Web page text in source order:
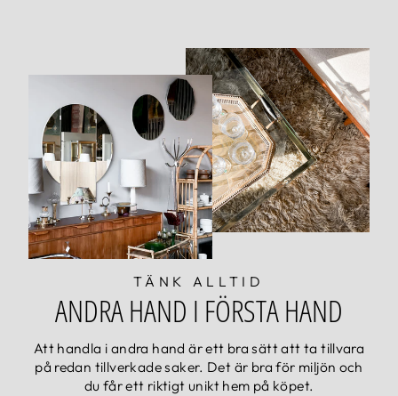
TÄNK ALLTID
ANDRA HAND I FÖRSTA HAND
Att handla i andra hand är ett bra sätt att ta tillvara
på redan tillverkade saker. Det är bra för miljön och
du får ett riktigt unikt hem på köpet.